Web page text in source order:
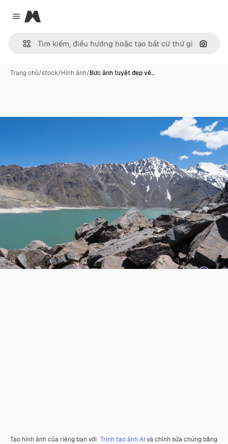
Close menu
Magnific
Tìm
Trang chủ/stock/Hình ảnh/Bức ảnh tuyệt đẹp về…
Tạo hình ảnh của riêng bạn với Trình tạo ảnh AIvà chỉnh sửa chúng bằng